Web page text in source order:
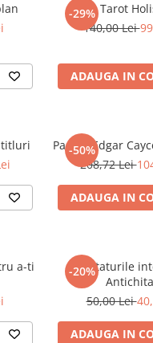
-29% Tarot
140,00 Lei
ADAUGA IN
titluri
-50%
Pachet Edgar
208,72 Lei
ADAUGA IN
a-ti
-20%
Invataturile
50,00 Lei
ADAUGA IN